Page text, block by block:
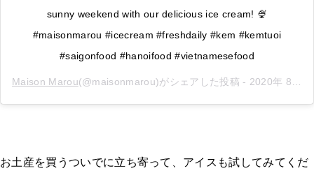
sunny weekend with our delicious ice cream! 🍨
#maisonmarou #icecream #freshdaily #kem #kemtuoi
#saigonfood #hanoifood #vietnamesefood
Maison Marou(@maisonmarou)がシェアした投稿 - 2020年 8月月23日午前2時07分PDT
お土産を買うついでに立ち寄って、アイスも試してみてくだ